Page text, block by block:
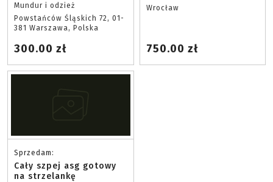
Mundur i odzież
Powstańców Śląskich 72, 01-
381 Warszawa, Polska
300.00 zł
Wrocław
750.00 zł
Sprzedam:
Cały szpej asg gotowy
na strzelankę